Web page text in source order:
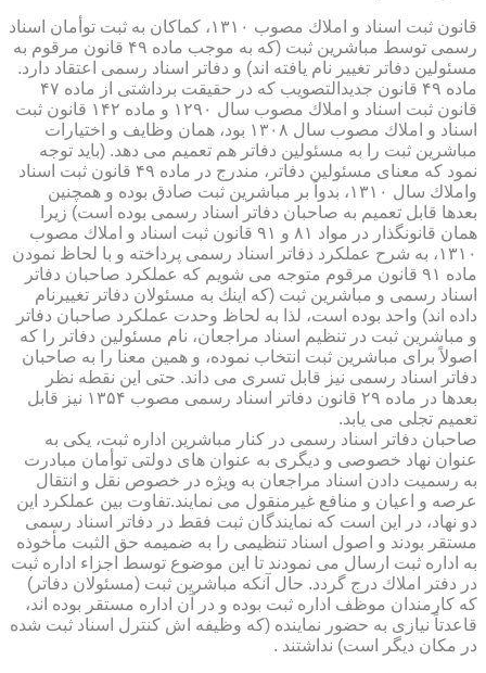
قانون ثبت اسناد و املاك مصوب ۱۳۱۰، كماكان به ثبت توأمان اسناد
رسمی توسط مباشرین ثبت (كه به موجب ماده ۴۹ قانون مرقوم به
مسئولین دفاتر تغییر نام یافته اند) و دفاتر اسناد رسمی اعتقاد دارد.
ماده ۴۹ قانون جدیدالتصویب كه در حقیقت برداشتی از ماده ۴۷
قانون ثبت اسناد و املاك مصوب سال ۱۲۹۰ و ماده ۱۴۲ قانون ثبت
اسناد و املاك مصوب سال ۱۳۰۸ بود، همان وظایف و اختیارات
مباشرین ثبت را به مسئولین دفاتر هم تعمیم می دهد. (باید توجه
نمود كه معنای مسئولین دفاتر، مندرج در ماده ۴۹ قانون ثبت اسناد
واملاك سال ۱۳۱۰، بدواً بر مباشرین ثبت صادق بوده و همچنین
بعدها قابل تعمیم به صاحبان دفاتر اسناد رسمی بوده است) زیرا
همان قانونگذار در مواد ۸۱ و ۹۱ قانون ثبت اسناد و املاك مصوب
۱۳۱۰، به شرح عملكرد دفاتر اسناد رسمی پرداخته و با لحاظ نمودن
ماده ۹۱ قانون مرقوم متوجه می شویم كه عملكرد صاحبان دفاتر
اسناد رسمی و مباشرین ثبت (كه اینك به مسئولان دفاتر تغییرنام
داده اند) واحد بوده است، لذا به لحاظ وحدت عملكرد صاحبان دفاتر
و مباشرین ثبت در تنظیم اسناد مراجعان، نام مسئولین دفاتر را كه
اصولاً برای مباشرین ثبت انتخاب نموده، و همین معنا را به صاحبان
دفاتر اسناد رسمی نیز قابل تسری می داند. حتی این نقطه نظر
بعدها در ماده ۲۹ قانون دفاتر اسناد رسمی مصوب ۱۳۵۴ نیز قابل
تعمیم تجلی می یابد.
صاحبان دفاتر اسناد رسمی در كنار مباشرین اداره ثبت، یكی به
عنوان نهاد خصوصی و دیگری به عنوان های دولتی توأمان مبادرت
به رسمیت دادن اسناد مراجعان به ویژه در خصوص نقل و انتقال
عرصه و اعیان و منافع غیرمنقول می نمایند.تفاوت بین عملكرد این
دو نهاد، در این است كه نمایندگان ثبت فقط در دفاتر اسناد رسمی
مستقر بودند و اصول اسناد تنظیمی را به ضمیمه حق الثبت مأخوذه
به اداره ثبت ارسال می نمودند تا این موضوع توسط اجزاء اداره ثبت
در دفتر املاك درج گردد. حال آنكه مباشرین ثبت (مسئولان دفاتر)
كه كارمندان موظف اداره ثبت بوده و در آن اداره مستقر بوده اند،
قاعدتاً نیازی به حضور نماینده (كه وظیفه اش كنترل اسناد ثبت شده
در مكان دیگر است) نداشتند .